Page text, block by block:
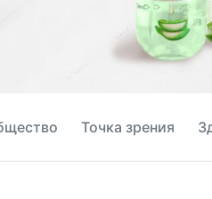
Точка зрения